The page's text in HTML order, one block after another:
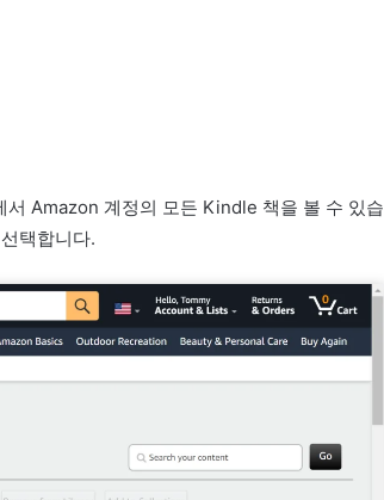
서 Amazon 계정의 모든 Kindle 책을 볼 수 있습
택합니다.